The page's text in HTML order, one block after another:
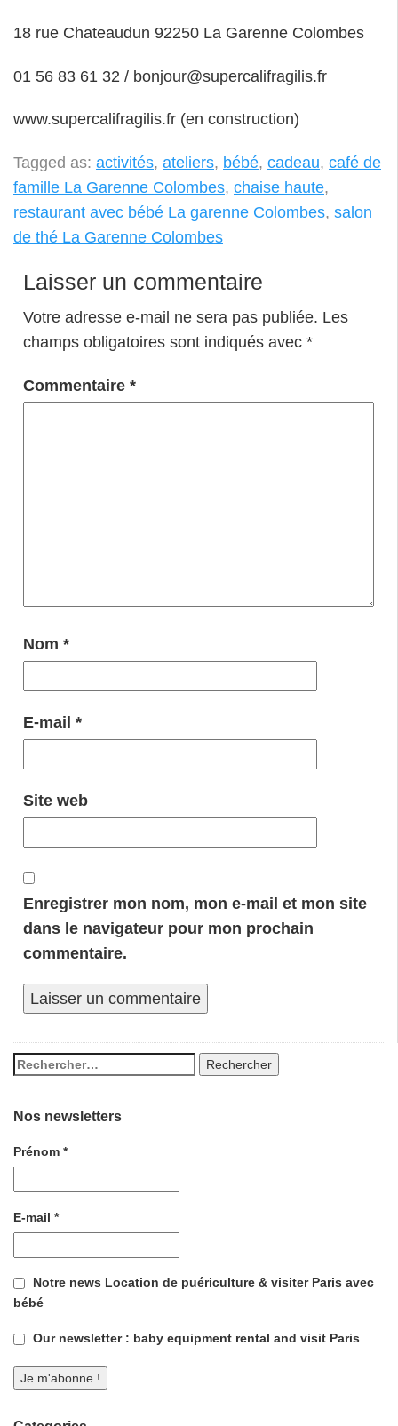
18 rue Chateaudun 92250 La Garenne Colombes
01 56 83 61 32 / bonjour@supercalifragilis.fr
www.supercalifragilis.fr (en construction)
Tagged as: activités, ateliers, bébé, cadeau, café de
famille La Garenne Colombes, chaise haute,
restaurant avec bébé La garenne Colombes, salon
de thé La Garenne Colombes
Laisser un commentaire
Votre adresse e-mail ne sera pas publiée. Les
champs obligatoires sont indiqués avec *
Commentaire *
Nom *
E-mail *
Site web
Enregistrer mon nom, mon e-mail et mon site
dans le navigateur pour mon prochain
commentaire.
Nos newsletters
Prénom *
E-mail *
Notre news Location de puériculture & visiter Paris avec
bébé
Our newsletter : baby equipment rental and visit Paris